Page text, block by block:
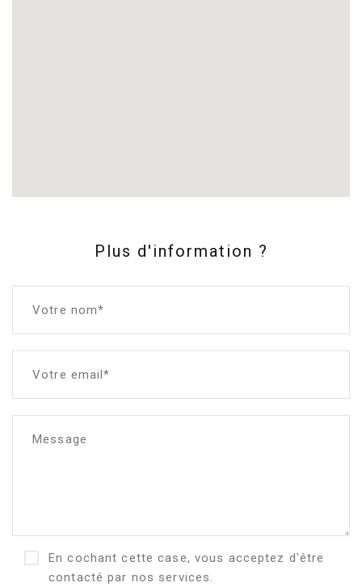
Plus d'information ?
Votre nom*
Votre email*
Message
En cochant cette case, vous acceptez d'être
contacté par nos services.